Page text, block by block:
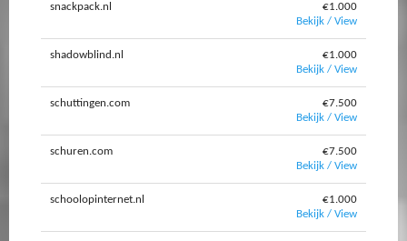
snackpack.nl
€1.000
Bekijk / View
shadowblind.nl
€1.000
Bekijk / View
schuttingen.com
€7.500
Bekijk / View
schuren.com
€7.500
Bekijk / View
schoolopinternet.nl
€1.000
Bekijk / View